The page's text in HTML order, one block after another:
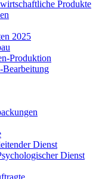
Produkte
2025
Produktion
Bearbeitung
Dienst
Dienst